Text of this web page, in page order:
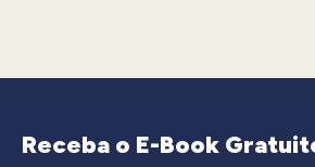
Receba o E-Book